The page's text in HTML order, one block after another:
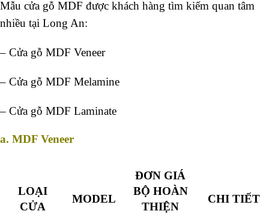
Mẫu cửa gỗ MDF được khách hàng tìm kiếm quan tâm
nhiều tại Long An:
– Cửa gỗ MDF Veneer
– Cửa gỗ MDF Melamine
– Cửa gỗ MDF Laminate
a. MDF Veneer
LOẠI
CỬA
MODEL
ĐƠN GIÁ
BỘ HOÀN
THIỆN
CHI TIẾT